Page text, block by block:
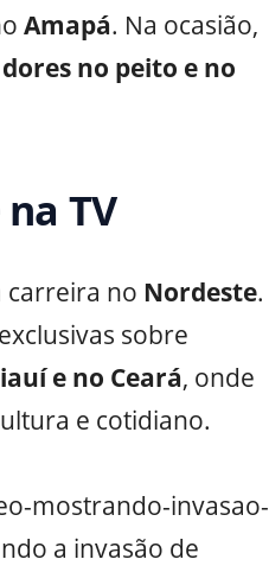
Amapá. Na ocasião,
dores no peito e no
TV
carreira no Nordeste.
sobre
e no Ceará, onde
e cotidiano.
mostrando-invasao-
a invasão de